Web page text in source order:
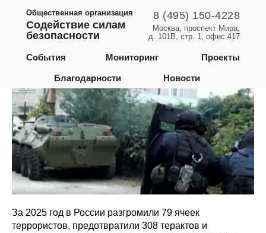
8 (495) 150-4228
Общественная организация
Содействие силам
безопасности
Мониторинг
События
Благодарности Новости
Проекты
Москва, проспект Мира,
д. 101В, стр. 1, офис 417
Российская Федерация
За 2025 год в России разгромили 79 ячеек
террористов, предотвратили 308 терактов и